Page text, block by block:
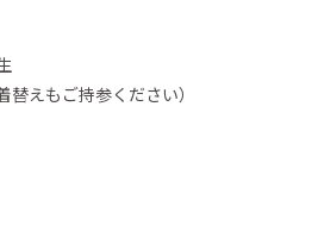
えもご持参ください）